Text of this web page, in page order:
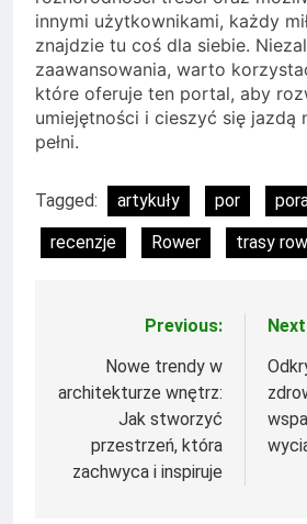
innymi użytkownikami, każdy
znajdzie tu coś dla siebie.
zaawansowania, warto
które oferuje ten portal, aby
umiejętności i cieszyć się jazdą
pełni.
Tagged: artykuły por
recenzje
Rower trasy
Nawigacja
wpisu
Previous:
Nowe trendy w
architekturze wnętrz:
Jak stworzyć
przestrzeń, która
zachwyca i inspiruje